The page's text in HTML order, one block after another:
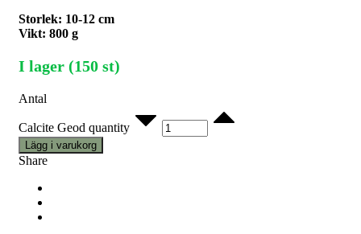
Storlek: 10-12 cm
Vikt: 800 g
I lager (150 st)
Antal
Calcite Geod quantity
Lägg i varukorg
Share